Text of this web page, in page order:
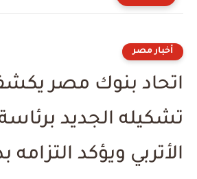
أخبار مصر
اتحاد بنوك مصر
تشكيله الجديد
الأتربي ويؤكد التزامه